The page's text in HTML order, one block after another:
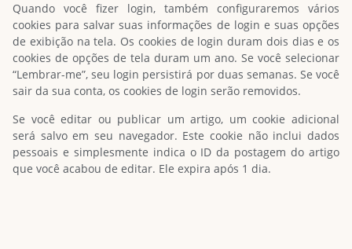
Quando você fizer login, também configuraremos vários
cookies para salvar suas informações de login e suas opções
de exibição na tela. Os cookies de login duram dois dias e os
cookies de opções de tela duram um ano. Se você selecionar
“Lembrar-me”, seu login persistirá por duas semanas. Se você
sair da sua conta, os cookies de login serão removidos.
Se você editar ou publicar um artigo, um cookie adicional
será salvo em seu navegador. Este cookie não inclui dados
pessoais e simplesmente indica o ID da postagem do artigo
que você acabou de editar. Ele expira após 1 dia.